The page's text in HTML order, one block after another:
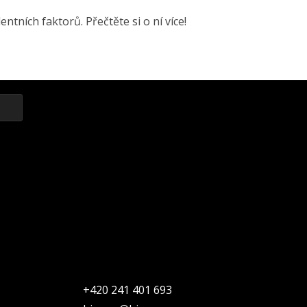
faktorů. Přečtěte si o ní více!
+420 241 401 693